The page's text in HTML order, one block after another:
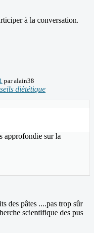
à la conversation.
paralain38
diètétique
approfondie sur la
des pâtes ....pas trop sûr
scientifique des pus